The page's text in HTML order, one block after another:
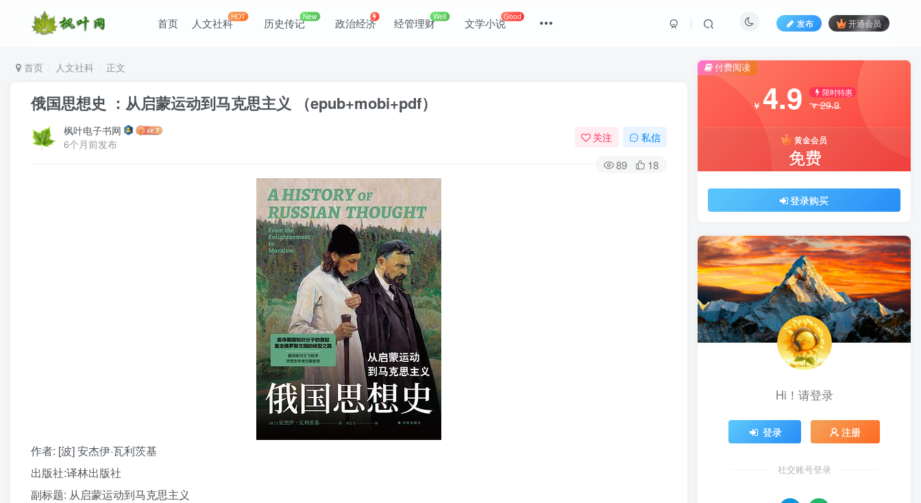
首页 人文社科HOT 历史传记New 政治经济 经管理财Well 文学小说Good
发布 开通会员
首页 人文社科 正文
俄国思想史 ：从启蒙运动到马克思主义 （epub+mobi+pdf）
枫叶电子书网
6个月前发布
关注 私信
89 18
作者: [波] 安杰伊·瓦利茨基
出版社:译林出版社
副标题: 从启蒙运动到马克思主义
付费阅读
￥ 4.9 限时特惠
￥29.9
黄金会员
免费
登录购买
Hi！请登录
登录 注册
社交账号登录
登录
没有账号？立即注册
用户名/手机号/邮箱
登录密码
记住登录
社交账号登录